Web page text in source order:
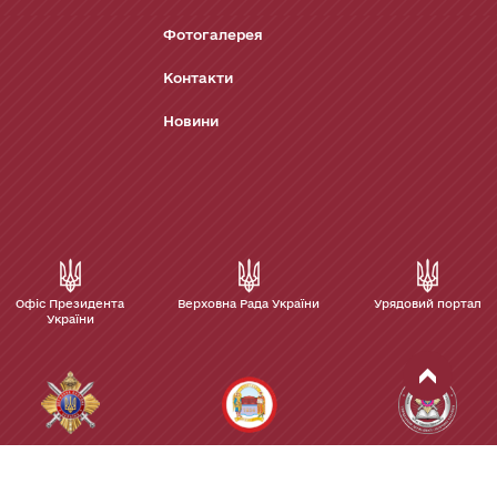
Фотогалерея
Контакти
Новини
Офіс Президента
України
Верховна Рада України Урядовий портал